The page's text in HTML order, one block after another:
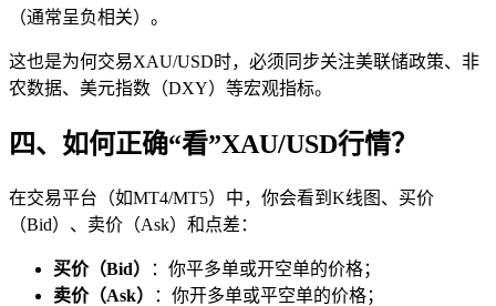
（通常呈负相关）。
这也是为何交易XAU/USD时，必须同步关注美联储政策、非
农数据、美元指数（DXY）等宏观指标。
四、如何正确“看”XAU/USD行情？
在交易平台（如MT4/MT5）中，你会看到K线图、买价
（Bid）、卖价（Ask）和点差：
买价（Bid）
：你平多单或开空单的价格；
卖价（Ask）
：你开多单或平空单的价格；